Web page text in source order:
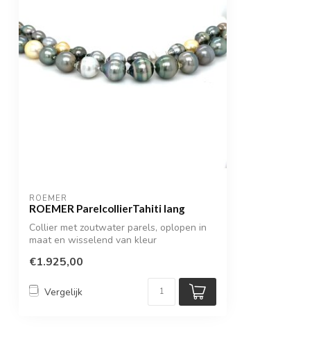
ROEMER
ROEMER ParelcollierTahiti lang
Collier met zoutwater parels, oplopen in
maat en wisselend van kleur
€1.925,00
Vergelijk